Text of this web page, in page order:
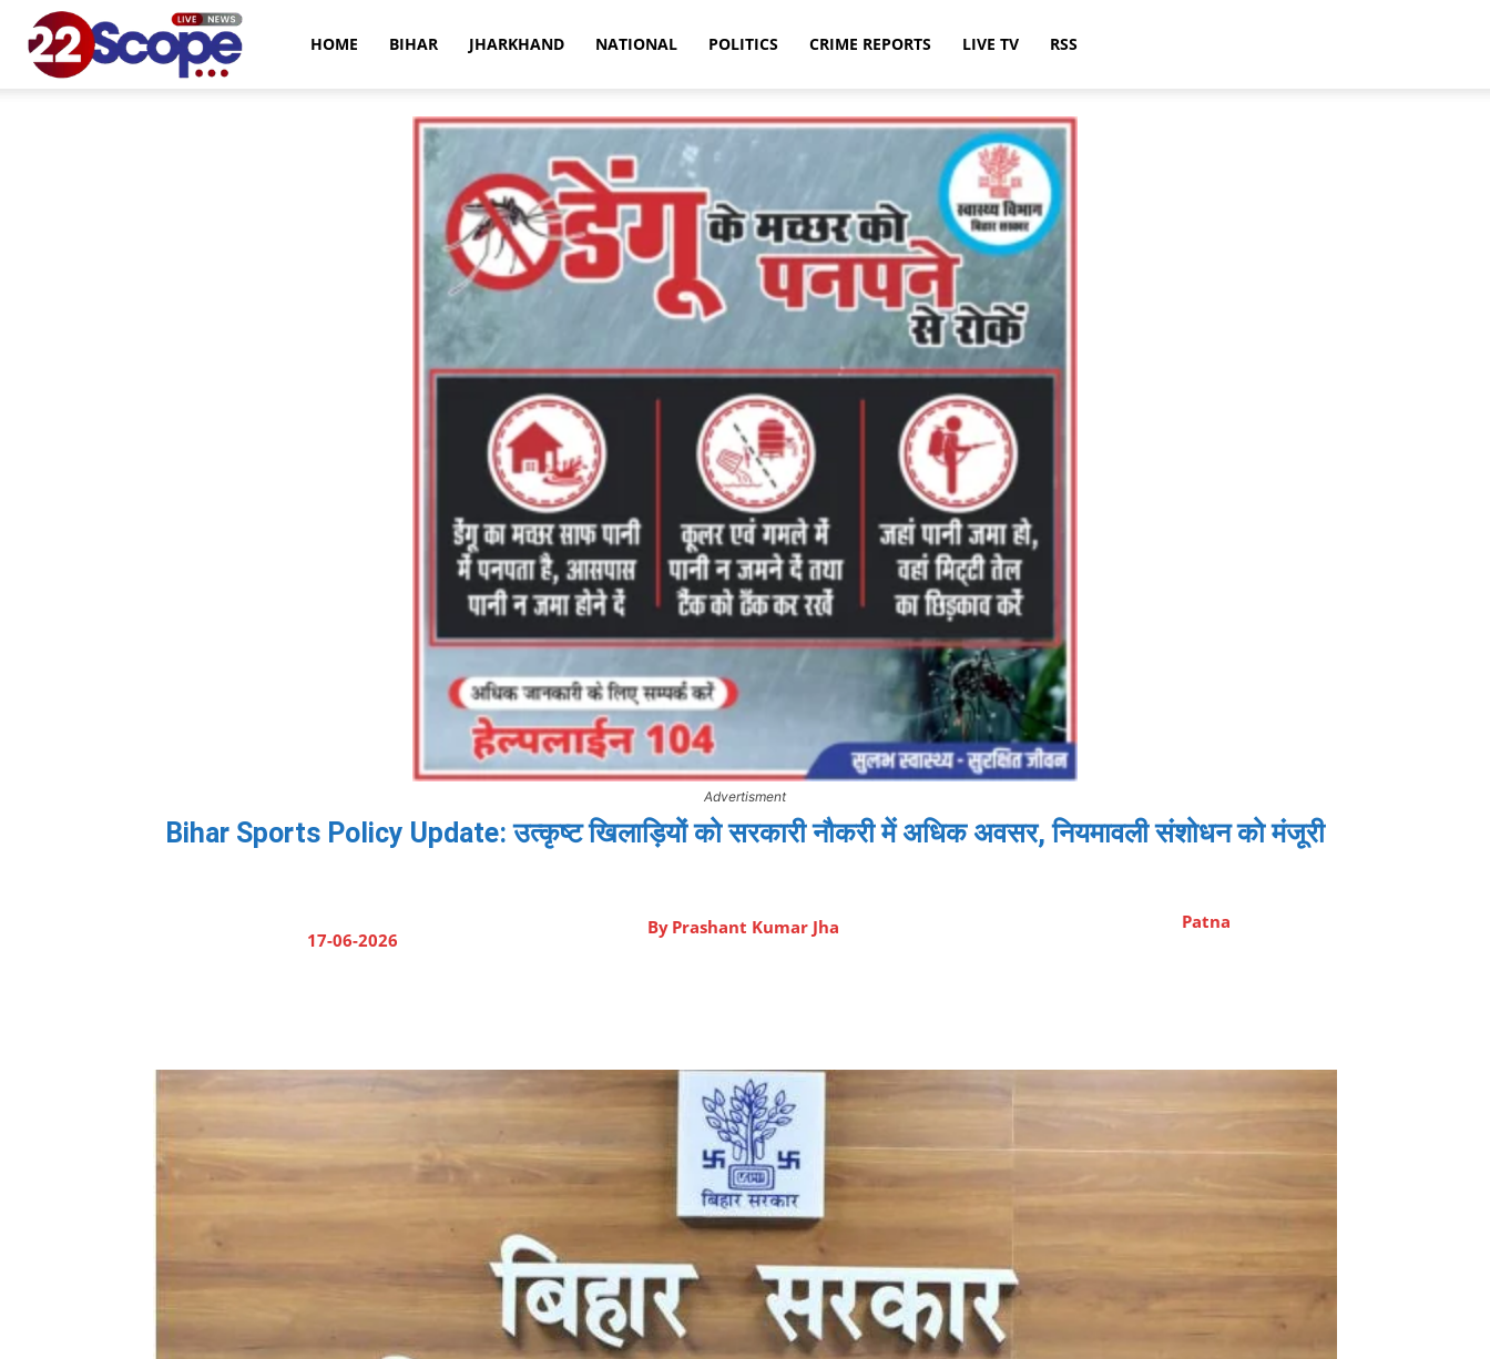
HOME BIHAR JHARKHAND NATIONAL POLITICS CRIME REPORTS LIVE TV RSS
Advertisment
Bihar Sports Policy Update: उत्कृष्ट खिलाड़ियों को सरकारी नौकरी में अधिक अवसर, नियमावली संशोधन को मंजूरी
17-06-2026
By Prashant Kumar Jha Patna